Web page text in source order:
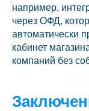
например,
через ОФД,
автоматически
кабинет
компаний без